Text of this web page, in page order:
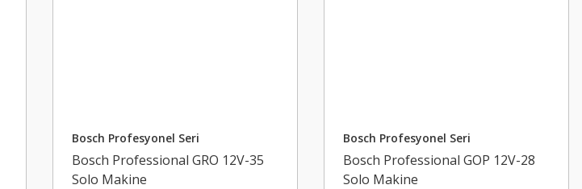
Bosch Profesyonel Seri
Bosch Professional GRO 12V-35
Solo Makine
Bosch Profesyonel Seri
Bosch Professional GOP 12V-28
Solo Makine